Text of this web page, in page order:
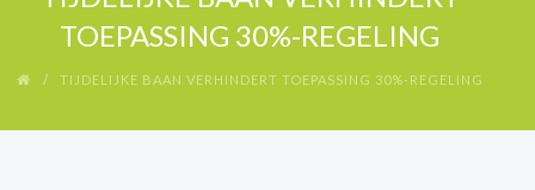
TOEPASSING 30%-REGELING
TIJDELIJKE BAAN VERHINDERT TOEPASSING 30%-REGELING